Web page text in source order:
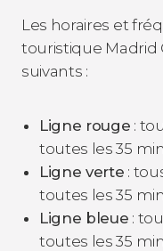
Les horaires et
touristique Madrid
suivants :
Ligne rouge :
toutes les 35
Ligne verte :
toutes les 35
Ligne bleue :
toutes les 35